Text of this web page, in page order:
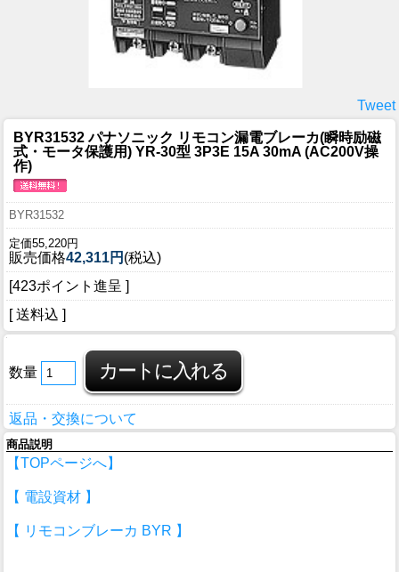
Tweet
BYR31532 パナソニック リモコン漏電ブレーカ(瞬時励磁
式・モータ保護用) YR-30型 3P3E 15A 30mA (AC200V操
作)
BYR31532
定価55,220円
販売価格42,311円 (税込)
[423ポイント進呈 ]
[ 送料込 ]
数量
返品・交換について
商品説明
【TOPページへ】
【 電設資材 】
【 リモコンブレーカ BYR 】